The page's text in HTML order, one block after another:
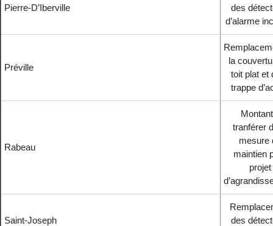
Pierre-D’Iberville
des
d’alarme
Préville
la
toit plat et
trappe
Rabeau
tranférer
mesure
maintien
projet
Saint-Joseph
des